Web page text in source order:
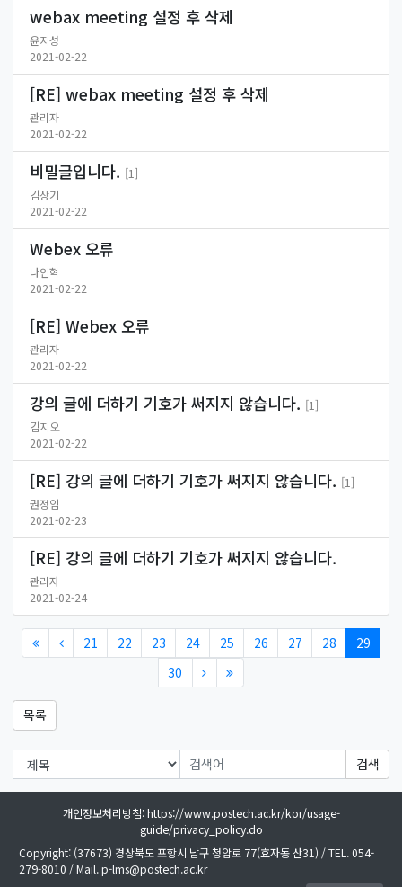
webax meeting 설정 후 삭제
윤지성
2021-02-22
[RE] webax meeting 설정 후 삭제
관리자
2021-02-22
비밀글입니다. [1]
김상기
2021-02-22
Webex 오류
나인혁
2021-02-22
[RE] Webex 오류
관리자
2021-02-22
강의 글에 더하기 기호가 써지지 않습니다. [1]
김지오
2021-02-22
[RE] 강의 글에 더하기 기호가 써지지 않습니다. [1]
권정임
2021-02-23
[RE] 강의 글에 더하기 기호가 써지지 않습니다.
관리자
2021-02-24
21 22 23 24 25 26 27 28
29
30
목록
검색
개인정보처리방침: https://www.postech.ac.kr/kor/usage-
guide/privacy_policy.do
Copyright: (37673) 경상북도 포항시 남구 청암로 77(효자동 산31) / TEL. 054-
279-8010 / Mail. p-lms@postech.ac.kr